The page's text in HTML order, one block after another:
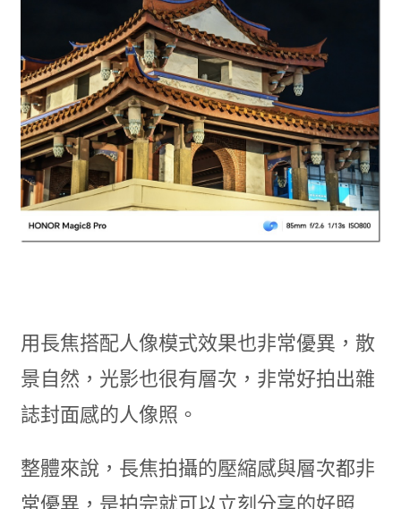
用長焦搭配人像模式效果也非常優異，散
景自然，光影也很有層次，非常好拍出雜
誌封面感的人像照。
整體來說，長焦拍攝的壓縮感與層次都非
常優異，是拍完就可以立刻分享的好照